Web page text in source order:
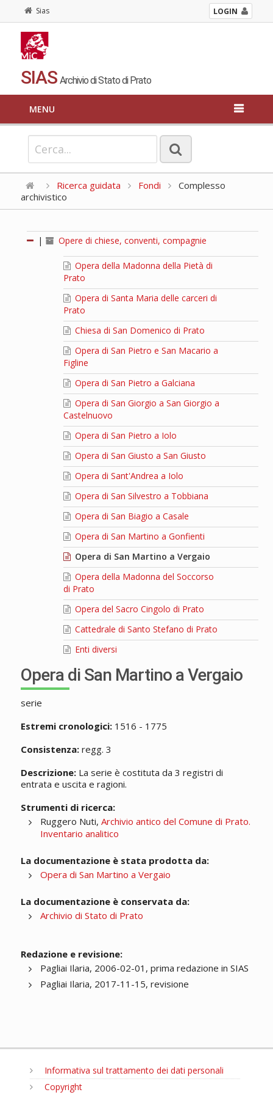
Sias LOGIN
SIAS Archivio di Stato di Prato
MENU
Ricerca guidata Fondi
Complesso
archivistico
| Opere di chiese, conventi, compagnie
Opera della Madonna della Pietà di
Prato
Opera di Santa Maria delle carceri di
Prato
Chiesa di San Domenico di Prato
Opera di San Pietro e San Macario a
Figline
Opera di San Pietro a Galciana
Opera di San Giorgio a San Giorgio a
Castelnuovo
Opera di San Pietro a Iolo
Opera di San Giusto a San Giusto
Opera di Sant'Andrea a Iolo
Opera di San Silvestro a Tobbiana
Opera di San Biagio a Casale
Opera di San Martino a Gonfienti
Opera di San Martino a Vergaio
Opera della Madonna del Soccorso
di Prato
Opera del Sacro Cingolo di Prato
Cattedrale di Santo Stefano di Prato
Enti diversi
Opera di San Martino a Vergaio
serie
Estremi cronologici:1516 - 1775
Consistenza:regg. 3
Descrizione:La serie è costituta da 3 registri di
entrata e uscita e ragioni.
Strumenti di ricerca:
Ruggero Nuti, Archivio antico del Comune di Prato.
Inventario analitico
La documentazione è stata prodotta da:
Opera di San Martino a Vergaio
La documentazione è conservata da:
Archivio di Stato di Prato
Redazione e revisione:
Pagliai Ilaria, 2006-02-01, prima redazione in SIAS
Pagliai Ilaria, 2017-11-15, revisione
Informativa sul trattamento dei dati personali
Copyright